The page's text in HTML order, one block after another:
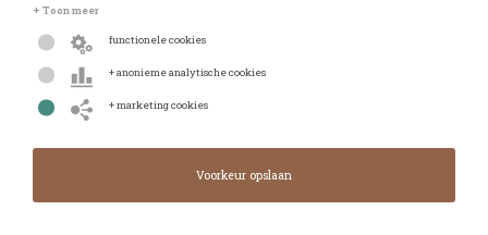
+ Toon meer
functionele cookies
+ anonieme analytische cookies
+ marketing cookies